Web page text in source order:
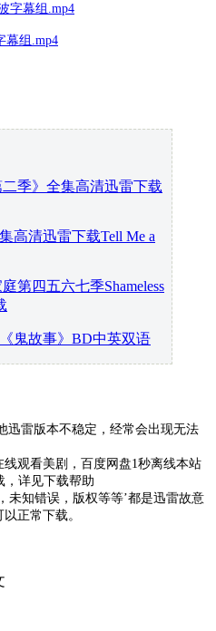
字幕组.mp4
幕组.mp4
二季》全集高清迅雷下载
高清迅雷下载Tell Me a
第四五六七季Shameless
鬼故事》BD中英双语
迅雷版本不稳定，经常会出现无法
观看美剧，百度网盘1秒离线本站
，详见下载帮助
未知错误，版权等等’都是迅雷故意
正常下载。